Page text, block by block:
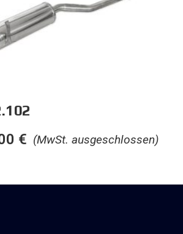
(MwSt. ausgeschlossen)
€